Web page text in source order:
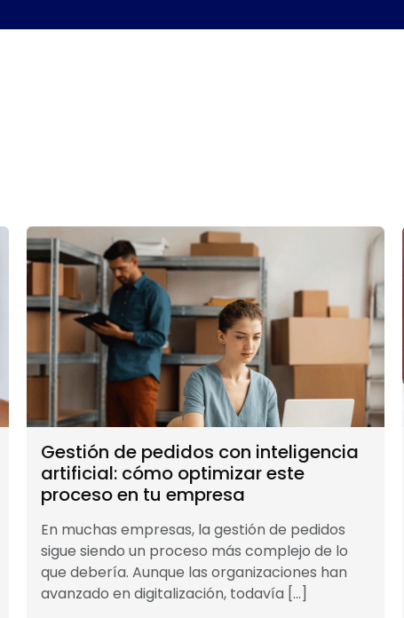
Gestión de pedidos con inteligencia
artificial: cómo optimizar este
proceso en tu empresa
En muchas empresas, la gestión de pedidos
sigue siendo un proceso más complejo de lo
que debería. Aunque las organizaciones han
avanzado en digitalización, todavía […]